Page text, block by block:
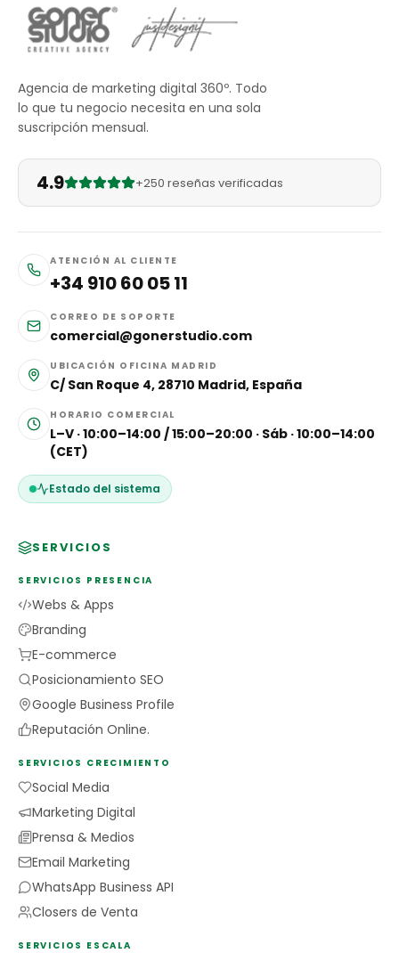
Agencia de marketing digital 360º. Todo
lo que tu negocio necesita en una sola
suscripción mensual.
4.9 +250 reseñas verificadas
ATENCIÓN AL CLIENTE
+34 910 60 05 11
CORREO DE SOPORTE
comercial@gonerstudio.com
UBICACIÓN OFICINA MADRID
C/ San Roque 4, 28710 Madrid, España
HORARIO COMERCIAL
L–V · 10:00–14:00 / 15:00–20:00 · Sáb · 10:00–14:00
(CET)
Estado del sistema
SERVICIOS
SERVICIOS PRESENCIA
Webs & Apps
Branding
E-commerce
Posicionamiento SEO
Google Business Profile
Reputación Online.
SERVICIOS CRECIMIENTO
Social Media
Marketing Digital
Prensa & Medios
Email Marketing
WhatsApp Business API
Closers de Venta
SERVICIOS ESCALA